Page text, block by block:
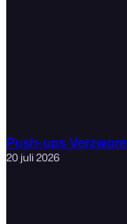
Push-ups
20 juli 2026